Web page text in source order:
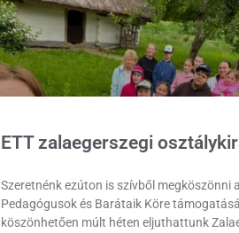
ETT zalaegerszegi
Szeretnénk ezúton is szívből megköszönni
Pedagógusok és Barátaik Köre
köszönhetően múlt héten eljuthattunk